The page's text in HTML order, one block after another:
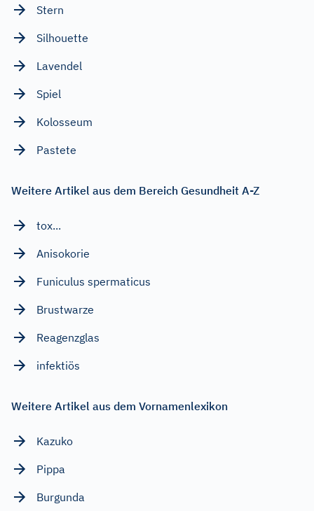
Stern
Silhouette
Lavendel
Spiel
Kolosseum
Pastete
Weitere Artikel aus dem Bereich Gesundheit A-Z
tox...
Anisokorie
Funiculus spermaticus
Brustwarze
Reagenzglas
infektiös
Weitere Artikel aus dem Vornamenlexikon
Kazuko
Pippa
Burgunda